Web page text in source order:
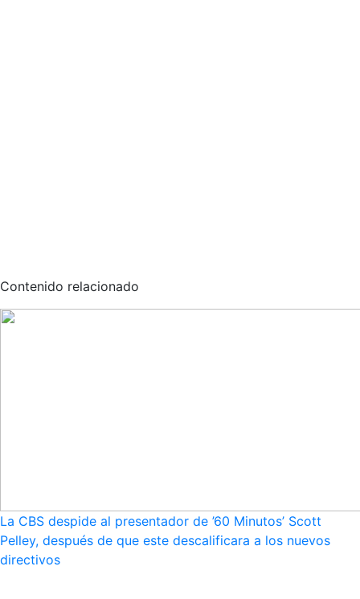
Contenido relacionado
La CBS despide al presentador de ’60 Minutos’ Scott
Pelley, después de que este descalificara a los nuevos
directivos